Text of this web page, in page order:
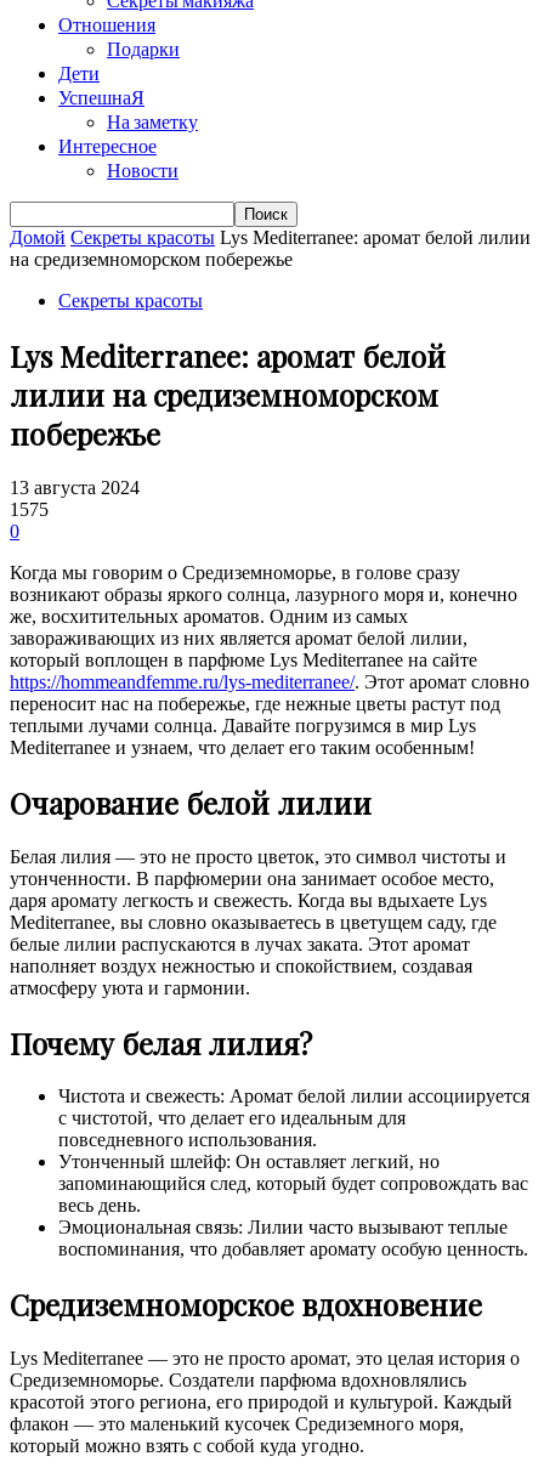
Отношения
Подарки
Дети
УспешнаЯ
На заметку
Интересное
Новости
Домой Секреты красоты Lys Mediterranee: аромат белой лилии
на средиземноморском побережье
Секреты красоты
Lys Mediterranee: аромат белой
лилии на средиземноморском
побережье
13 августа 2024
1575
0
Когда мы говорим о Средиземноморье, в голове сразу
возникают образы яркого солнца, лазурного моря и, конечно
же, восхитительных ароматов. Одним из самых
завораживающих из них является аромат белой лилии,
который воплощен в парфюме Lys Mediterranee на сайте
https://hommeandfemme.ru/lys-mediterranee/. Этот аромат словно
переносит нас на побережье, где нежные цветы растут под
теплыми лучами солнца. Давайте погрузимся в мир Lys
Mediterranee и узнаем, что делает его таким особенным!
Очарование белой лилии
Белая лилия — это не просто цветок, это символ чистоты и
утонченности. В парфюмерии она занимает особое место,
даря аромату легкость и свежесть. Когда вы вдыхаете Lys
Mediterranee, вы словно оказываетесь в цветущем саду, где
белые лилии распускаются в лучах заката. Этот аромат
наполняет воздух нежностью и спокойствием, создавая
атмосферу уюта и гармонии.
Почему белая лилия?
Чистота и свежесть: Аромат белой лилии ассоциируется
с чистотой, что делает его идеальным для
повседневного использования.
Утонченный шлейф: Он оставляет легкий, но
запоминающийся след, который будет сопровождать вас
весь день.
Эмоциональная связь: Лилии часто вызывают теплые
воспоминания, что добавляет аромату особую ценность.
Средиземноморское вдохновение
Lys Mediterranee — это не просто аромат, это целая история о
Средиземноморье. Создатели парфюма вдохновлялись
красотой этого региона, его природой и культурой. Каждый
флакон — это маленький кусочек Средиземного моря,
который можно взять с собой куда угодно.